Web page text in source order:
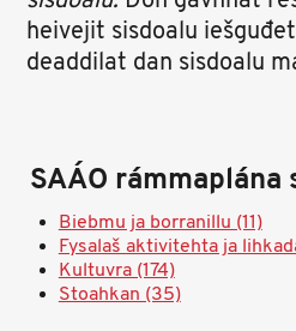
heivejit sisdoalu
deaddilat dan sisdoalu
SAÁO rámmaplána
Biebmu ja borranillu (11)
Fysalaš aktivitehta ja
Kultuvra (174)
Stoahkan (35)